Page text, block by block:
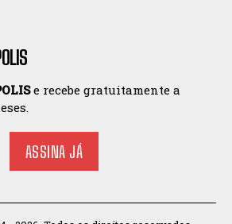
e recebe gratuitamente a
ASSINA JÁ